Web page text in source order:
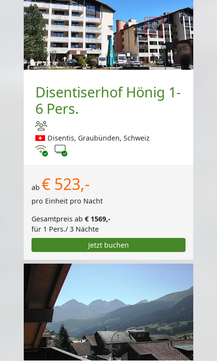
Disentiserhof Hönig 1-
6 Pers.
Disentis, Graubünden, Schweiz
Internet
TV
ab € 523,-
pro Einheit pro Nacht
Gesamtpreis ab € 1569,-
für 1 Pers./ 3 Nächte
Jetzt buchen